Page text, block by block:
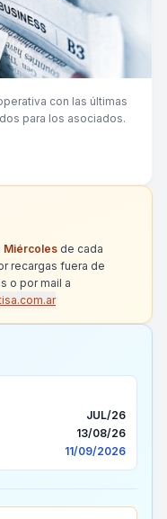
con las últimas
para los asociados.
Miércoles de cada
recargas fuera de
o por mail a
JUL/26
13/08/26
11/09/2026